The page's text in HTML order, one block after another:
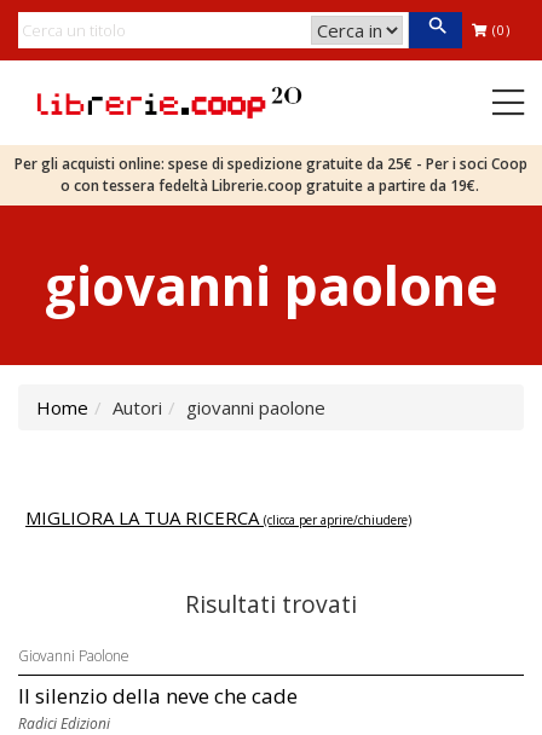
(0)
Per gli acquisti online: spese di spedizione gratuite da 25€ - Per i soci Coop
o con tessera fedeltà Librerie.coop gratuite a partire da 19€.
giovanni paolone
Home Autori giovanni paolone
MIGLIORA LA TUA RICERCA (clicca per aprire/chiudere)
Risultati trovati
Giovanni Paolone
Il silenzio della neve che cade
Radici Edizioni